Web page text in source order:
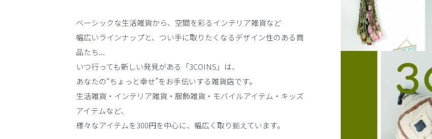
ベーシックな生活雑貨から、空間を彩るインテリア雑貨など
幅広いラインナップと、つい手に取りたくなるデザイン性のある商
品たち...
いつ行っても新しい発見がある「3COINS」は、
あなたの“ちょっと幸せ”をお手伝いする雑貨店です。
生活雑貨・インテリア雑貨・服飾雑貨・モバイルアイテム・キッズ
アイテムなど、
様々なアイテムを300円を中心に、幅広く取り揃えています。